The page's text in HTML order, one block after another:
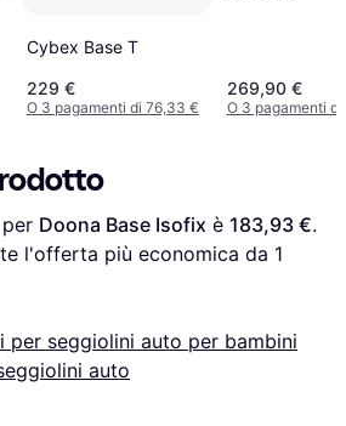
Cybex Base T
229 €
O 3 pagamenti di 76,33 €
269,90 €
O 3 pagamenti di
Doona Base Isofix è 183,93 €.
l'offerta più economica da 1
per seggiolini auto per bambini
auto